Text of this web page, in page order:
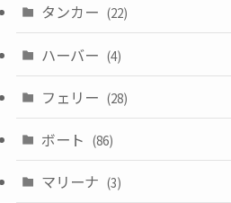
タンカー (22)
ハーバー (4)
フェリー (28)
ボート (86)
マリーナ (3)